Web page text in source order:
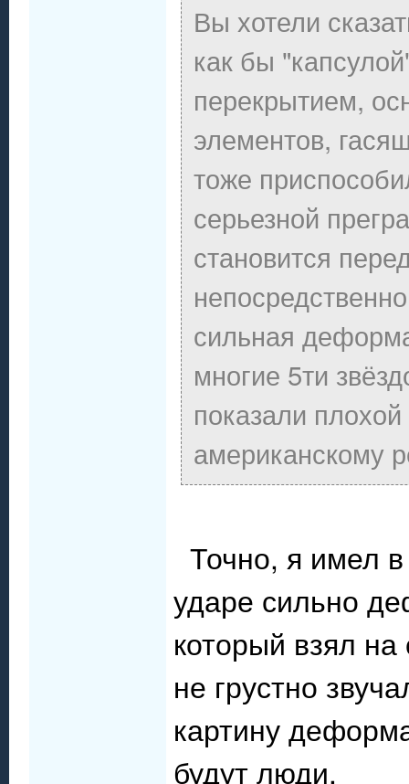
Вы хотели
как бы
перекрытием,
элементов,
тоже
серьезной
становится
сильная
многие 5ти
показали
американскому
Точно, я имел
ударе сильно
который взял
не грустно
картину
будут люди.